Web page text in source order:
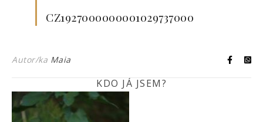
CZ1927000000001029737000
Autor/ka Maia
KDO JÁ JSEM?